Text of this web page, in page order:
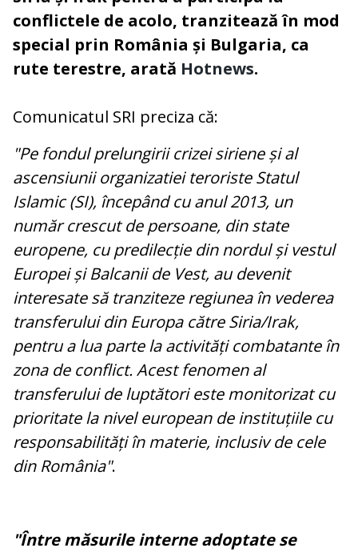
conflictele de acolo, tranzitează în mod
special prin România și Bulgaria, ca
rute terestre, arată Hotnews.
Comunicatul SRI preciza că:
"Pe fondul prelungirii crizei siriene și al
ascensiunii organizatiei teroriste Statul
Islamic (SI), începând cu anul 2013, un
număr crescut de persoane, din state
europene, cu predilecție din nordul și vestul
Europei și Balcanii de Vest, au devenit
interesate să tranziteze regiunea în vederea
transferului din Europa către Siria/Irak,
pentru a lua parte la activități combatante în
zona de conflict. Acest fenomen al
transferului de luptători este monitorizat cu
prioritate la nivel european de instituțiile cu
responsabilități în materie, inclusiv de cele
din România".
"Între măsurile interne adoptate se